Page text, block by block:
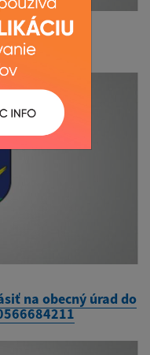
26.06.2026
na obecný úrad do